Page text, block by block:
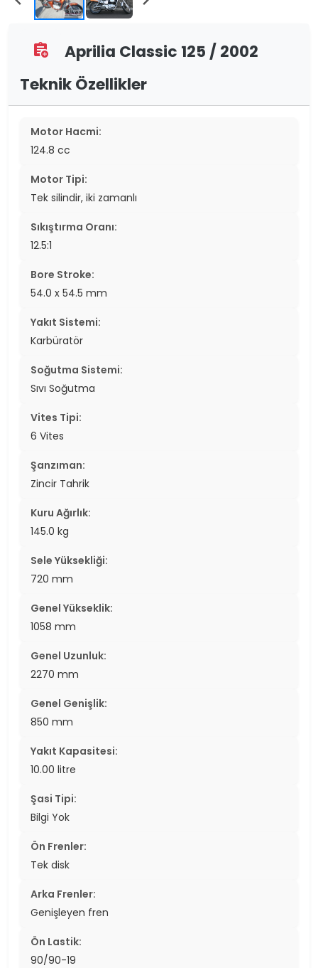
assignment_add
Aprilia Classic 125 / 2002
Teknik Özellikler
Motor Hacmi:
124.8 cc
Motor Tipi:
Tek silindir, iki zamanlı
Sıkıştırma Oranı:
12.5:1
Bore Stroke:
54.0 x 54.5 mm
Yakıt Sistemi:
Karbüratör
Soğutma Sistemi:
Sıvı Soğutma
Vites Tipi:
6 Vites
Şanzıman:
Zincir Tahrik
Kuru Ağırlık:
145.0 kg
Sele Yüksekliği:
720 mm
Genel Yükseklik:
1058 mm
Genel Uzunluk:
2270 mm
Genel Genişlik:
850 mm
Yakıt Kapasitesi:
10.00 litre
Şasi Tipi:
Bilgi Yok
Ön Frenler:
Tek disk
Arka Frenler:
Genişleyen fren
Ön Lastik:
90/90-19